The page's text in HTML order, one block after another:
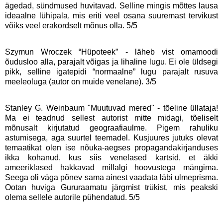
ägedad, sündmused huvitavad. Selline mingis mõttes lausa
ideaalne lühipala, mis eriti veel osana suuremast tervikust
võiks veel erakordselt mõnus olla. 5/5
Szymun Wroczek “Hüpoteek” - läheb vist omamoodi
õudusloo alla, parajalt võigas ja lihaline lugu. Ei ole üldsegi
pikk, selline igatepidi “normaalne” lugu parajalt rusuva
meeleoluga (autor on muide venelane). 3/5
Stanley G. Weinbaum "Muutuvad mered" - tõeline üllataja!
Ma ei teadnud sellest autorist mitte midagi, tõeliselt
mõnusalt kirjutatud geograafiaulme. Pigem rahuliku
astumisega, aga suurtel teemadel. Kusjuures jutuks olevat
temaatikat olen ise nõuka-aegses propagandakirjanduses
ikka kohanud, kus siis venelased kartsid, et äkki
ameeriklased hakkavad millalgi hoovustega mängima.
Seega oli väga põnev sama ainest vaadata läbi ulmeprisma.
Ootan huviga Gururaamatu järgmist trükist, mis peakski
olema sellele autorile pühendatud. 5/5